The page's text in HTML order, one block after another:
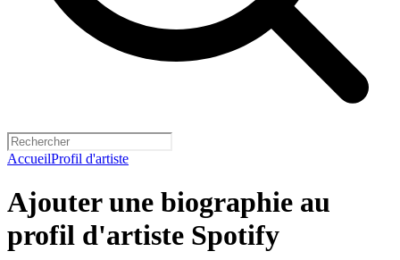
AccueilProfil d'artiste
Ajouter une biographie au
profil d'artiste Spotify